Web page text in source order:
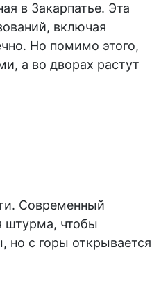
в Закарпатье. Эта
включая
Но помимо этого,
а во дворах растут
Современный
штурма, чтобы
но с горы открывается